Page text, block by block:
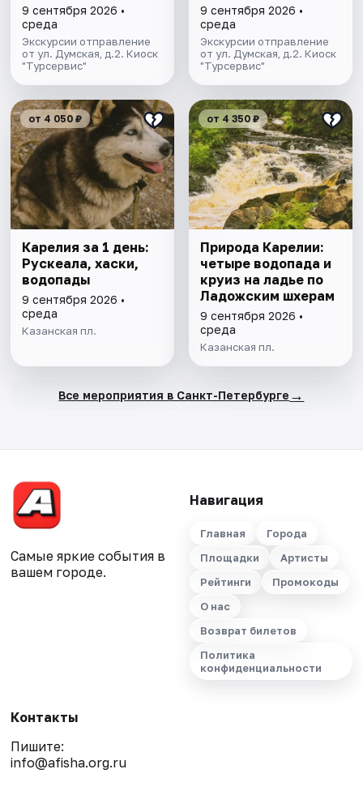
9 сентября 2026 •
среда
Экскурсии отправление
от ул. Думская, д.2. Киоск
"Турсервис"
9 сентября 2026 •
среда
Экскурсии отправление
от ул. Думская, д.2. Киоск
"Турсервис"
от 4 050 ₽
Карелия за 1 день:
Рускеала, хаски,
водопады
9 сентября 2026 •
среда
Казанская пл.
от 4 350 ₽
Природа Карелии:
четыре водопада и
круиз на ладье по
Ладожским шхерам
9 сентября 2026 •
среда
Казанская пл.
Все мероприятия в Санкт-Петербурге →
Самые яркие события в
вашем городе.
Навигация
Главная
Города
Площадки
Артисты
Рейтинги
Промокоды
О нас
Возврат билетов
Политика
конфиденциальности
Контакты
Пишите:
info@afisha.org.ru